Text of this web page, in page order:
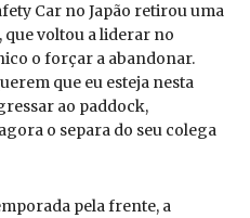
Car no Japão retirou uma
voltou a liderar no
o forçar a abandonar.
que eu esteja nesta
ao paddock,
o separa do seu colega
pela frente, a